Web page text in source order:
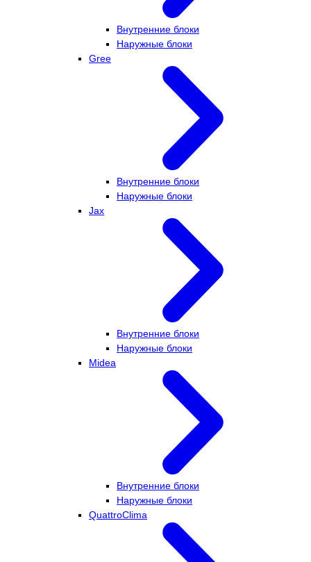
Внутренние блоки
Наружные блоки
Gree
Внутренние блоки
Наружные блоки
Jax
Внутренние блоки
Наружные блоки
Midea
Внутренние блоки
Наружные блоки
QuattroClima